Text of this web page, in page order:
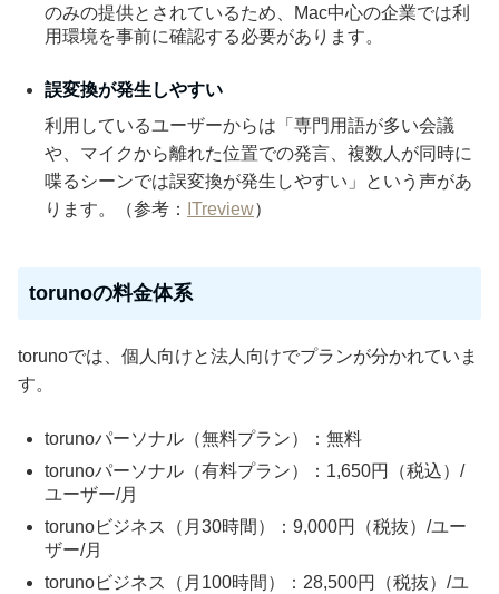
のみの提供とされているため、Mac中心の企業では利
用環境を事前に確認する必要があります。
誤変換が発生しやすい
利用しているユーザーからは「専門用語が多い会議
や、マイクから離れた位置での発言、複数人が同時に
喋るシーンでは誤変換が発生しやすい」という声があ
ります。（参考：
ITreview）
torunoの料金体系
torunoでは、個人向けと法人向けでプランが分かれていま
す。
torunoパーソナル（無料プラン）：無料
torunoパーソナル（有料プラン）：1,650円（税込）/
ユーザー/月
torunoビジネス（月30時間）：9,000円（税抜）/ユー
ザー/月
torunoビジネス（月100時間）：28,500円（税抜）/ユ